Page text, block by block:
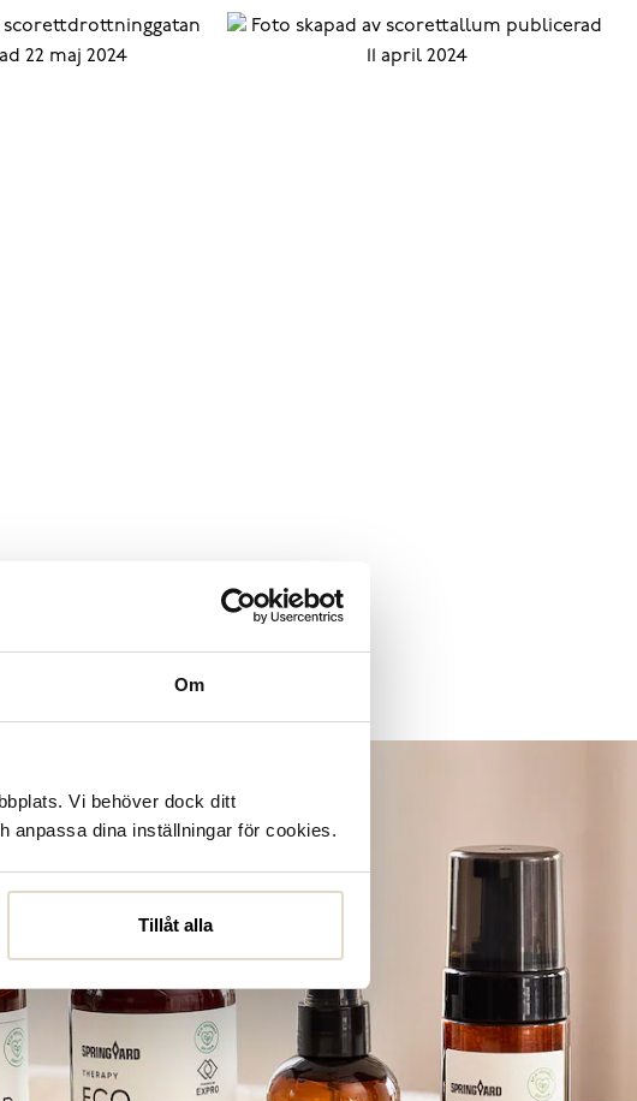
Om
Vi behöver dock ditt
anpassa dina inställningar för cookies.
Tillåt alla
Vagabond Shoemakers